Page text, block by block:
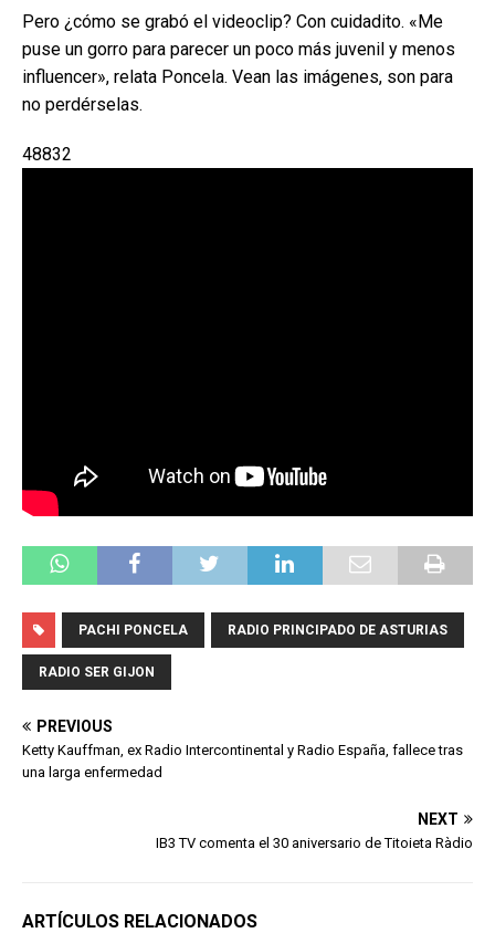
Pero ¿cómo se grabó el videoclip? Con cuidadito. «Me
puse un gorro para parecer un poco más juvenil y menos
influencer», relata Poncela. Vean las imágenes, son para
no perdérselas.
48832
PACHI PONCELA RADIO PRINCIPADO DE ASTURIAS
RADIO SER GIJON
PREVIOUS
Ketty Kauffman, ex Radio Intercontinental y Radio España, fallece tras
una larga enfermedad
NEXT
IB3 TV comenta el 30 aniversario de Titoieta Ràdio
ARTÍCULOS RELACIONADOS